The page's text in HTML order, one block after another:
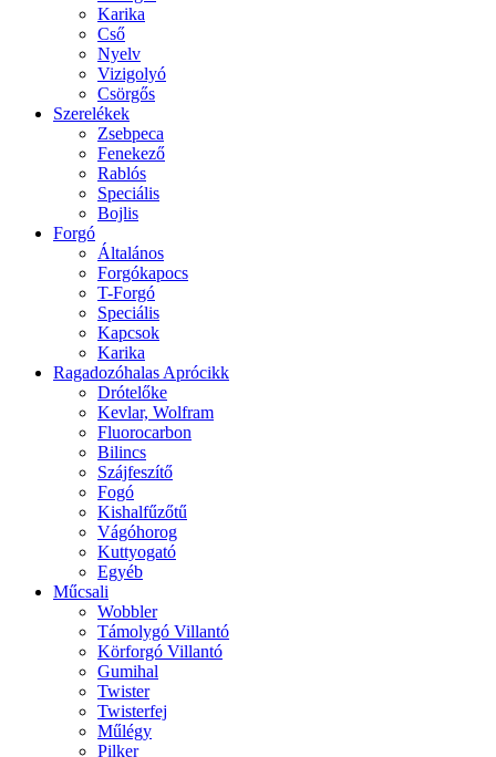
Karika
Cső
Nyelv
Vizigolyó
Csörgős
Szerelékek
Zsebpeca
Fenekező
Rablós
Speciális
Bojlis
Forgó
Általános
Forgókapocs
T-Forgó
Speciális
Kapcsok
Karika
Ragadozóhalas Aprócikk
Drótelőke
Kevlar, Wolfram
Fluorocarbon
Bilincs
Szájfeszítő
Fogó
Kishalfűzőtű
Vágóhorog
Kuttyogató
Egyéb
Műcsali
Wobbler
Támolygó Villantó
Körforgó Villantó
Gumihal
Twister
Twisterfej
Műlégy
Pilker